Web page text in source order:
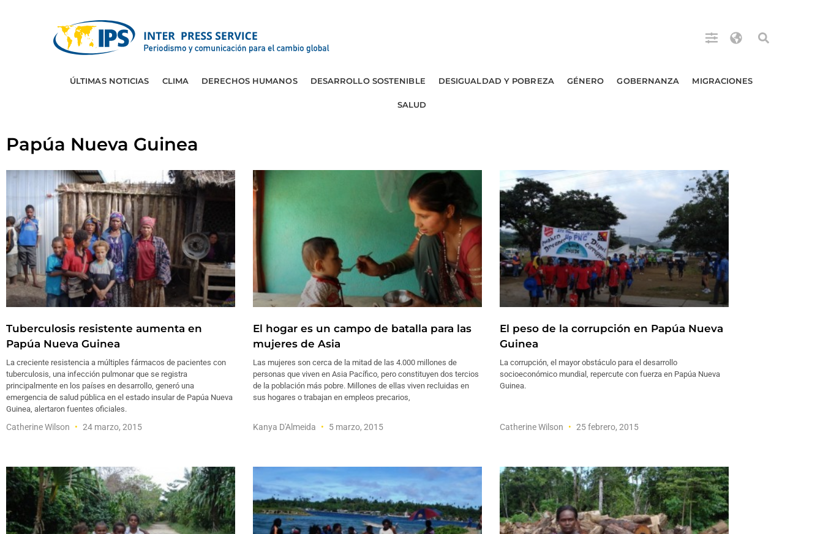
ÚLTIMAS NOTICIAS CLIMA DERECHOS HUMANOS DESARROLLO SOSTENIBLE DESIGUALDAD Y POBREZA GÉNERO GOBERNANZA MIGRACIONES
SALUD
Papúa Nueva Guinea
Tuberculosis resistente aumenta en
Papúa Nueva Guinea
La creciente resistencia a múltiples fármacos de pacientes con
tuberculosis, una infección pulmonar que se registra
principalmente en los países en desarrollo, generó una
emergencia de salud pública en el estado insular de Papúa Nueva
Guinea, alertaron fuentes oficiales.
Catherine Wilson 24 marzo, 2015
El hogar es un campo de batalla para las
mujeres de Asia
Las mujeres son cerca de la mitad de las 4.000 millones de
personas que viven en Asia Pacífico, pero constituyen dos tercios
de la población más pobre. Millones de ellas viven recluidas en
sus hogares o trabajan en empleos precarios,
Kanya D'Almeida 5 marzo, 2015
El peso de la corrupción en Papúa Nueva
Guinea
La corrupción, el mayor obstáculo para el desarrollo
socioeconómico mundial, repercute con fuerza en Papúa Nueva
Guinea.
Catherine Wilson 25 febrero, 2015